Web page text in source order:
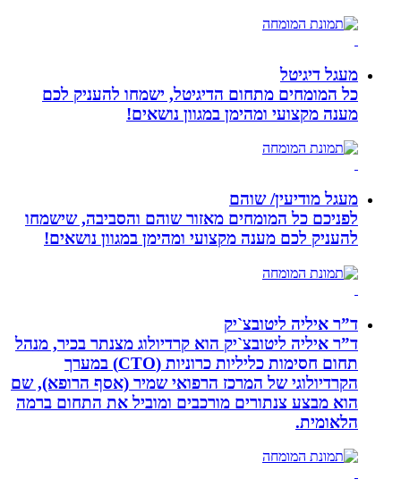
מעגל דיגיטל
כל המומחים מתחום הדיגיטל, ישמחו להעניק לכם
מענה מקצועי ומהימן במגוון נושאים!
מעגל מודיעין/ שוהם
לפניכם כל המומחים מאזור שוהם והסביבה, שישמחו
להעניק לכם מענה מקצועי ומהימן במגוון נושאים!
ד”ר איליה ליטובצ`יק
ד”ר איליה ליטובצ`יק הוא קרדיולוג מצנתר בכיר, מנהל
תחום חסימות כליליות כרוניות (CTO) במערך
הקרדיולוגי של המרכז הרפואי שמיר (אסף הרופא), שם
הוא מבצע צנתורים מורכבים ומוביל את התחום ברמה
הלאומית.